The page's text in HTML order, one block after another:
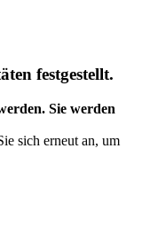
festgestellt.
Sie werden
sich erneut an, um